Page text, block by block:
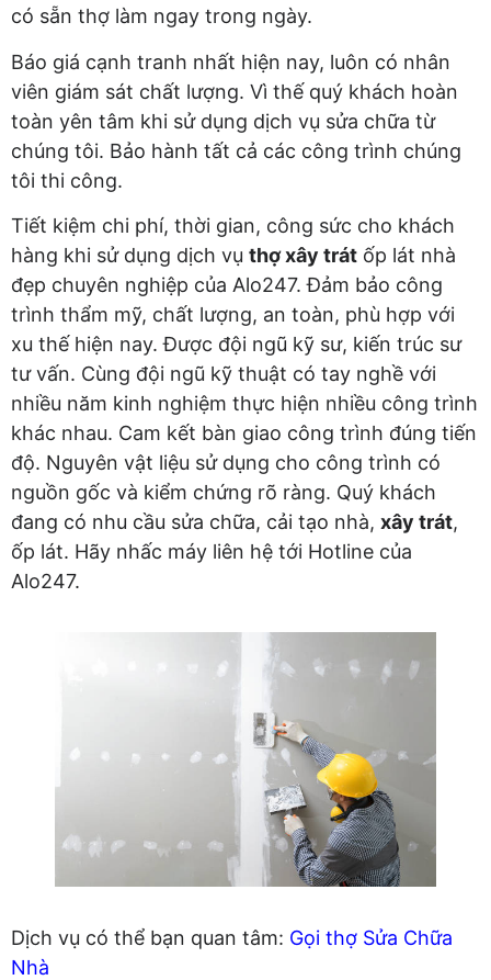
có sẵn thợ làm ngay trong ngày.
Báo giá cạnh tranh nhất hiện nay, luôn có nhân
viên giám sát chất lượng. Vì thế quý khách hoàn
toàn yên tâm khi sử dụng dịch vụ sửa chữa từ
chúng tôi. Bảo hành tất cả các công trình chúng
tôi thi công.
Tiết kiệm chi phí, thời gian, công sức cho khách
hàng khi sử dụng dịch vụ thợ xây trát ốp lát nhà
đẹp chuyên nghiệp của Alo247. Đảm bảo công
trình thẩm mỹ, chất lượng, an toàn, phù hợp với
xu thế hiện nay. Được đội ngũ kỹ sư, kiến trúc sư
tư vấn. Cùng đội ngũ kỹ thuật có tay nghề với
nhiều năm kinh nghiệm thực hiện nhiều công trình
khác nhau. Cam kết bàn giao công trình đúng tiến
độ. Nguyên vật liệu sử dụng cho công trình có
nguồn gốc và kiểm chứng rõ ràng. Quý khách
đang có nhu cầu sửa chữa, cải tạo nhà, xây trát,
ốp lát. Hãy nhấc máy liên hệ tới Hotline của
Alo247.
Dịch vụ có thể bạn quan tâm: Gọi thợ Sửa Chữa
Nhà